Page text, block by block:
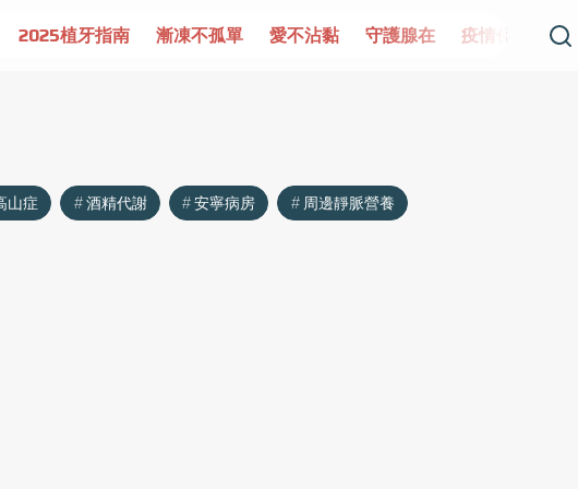
2025植牙指南 漸凍不孤單 愛不沾黏 守護腺在 疫情保衛戰
山症 酒精代謝 安寧病房 周邊靜脈營養